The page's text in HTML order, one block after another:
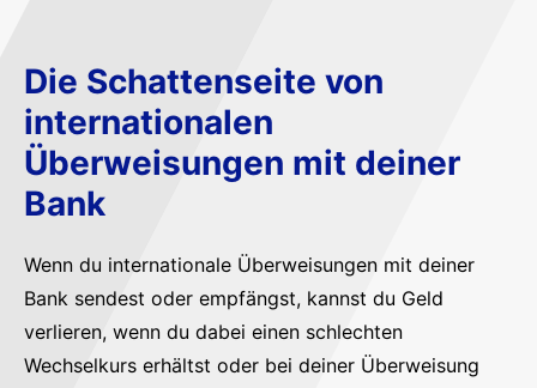
Die Schattenseite von
internationalen
Überweisungen mit deiner
Bank
Wenn du internationale Überweisungen mit deiner
Bank sendest oder empfängst, kannst du Geld
verlieren, wenn du dabei einen schlechten
Wechselkurs erhältst oder bei deiner Überweisung